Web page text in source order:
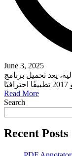
June 3, 2025
يعد تحميل برنامج
Read More
Search
Recent Posts